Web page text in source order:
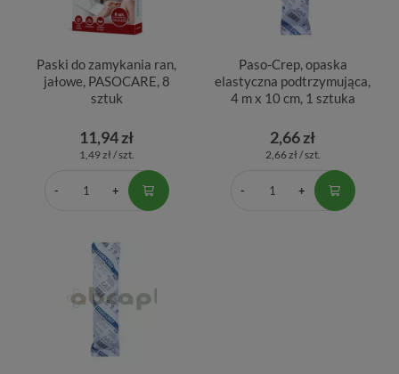
Paski do zamykania ran,
jałowe, PASOCARE, 8
sztuk
11,94 zł
1,49 zł / szt.
Paso-Crep, opaska
elastyczna podtrzymująca,
4 m x 10 cm, 1 sztuka
2,66 zł
2,66 zł / szt.